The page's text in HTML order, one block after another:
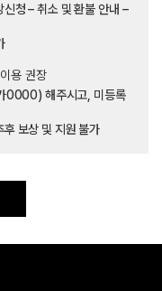
신청 – 취소 및 환불 안내 –
용 권장
0000) 해주시고, 미등록
보상 및 지원 불가